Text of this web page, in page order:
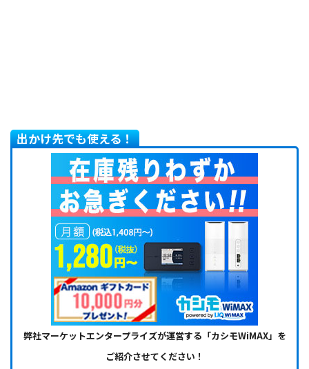
出かけ先でも使える！
弊社マーケットエンタープライズが運営する「カシモWiMAX」を
ご紹介させてください！